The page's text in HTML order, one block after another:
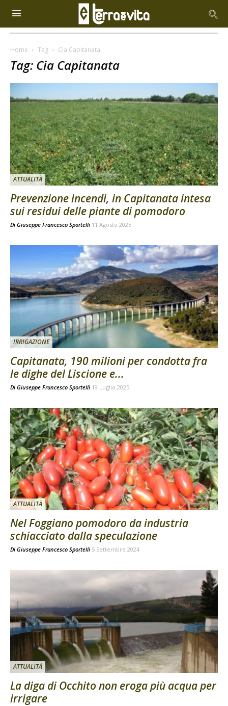
Home Tag Cia Capitanata
Tag: Cia Capitanata
ATTUALITÀ
Prevenzione incendi, in Capitanata intesa
sui residui delle piante di pomodoro
Di Giuseppe Francesco Sportelli 11 Agosto 2025
IRRIGAZIONE
Capitanata, 190 milioni per condotta fra
le dighe del Liscione e...
Di Giuseppe Francesco Sportelli 19 Luglio 2025
ATTUALITÀ
Nel Foggiano pomodoro da industria
schiacciato dalla speculazione
Di Giuseppe Francesco Sportelli 5 Settembre 2024
ATTUALITÀ
La diga di Occhito non eroga più acqua per
irrigare